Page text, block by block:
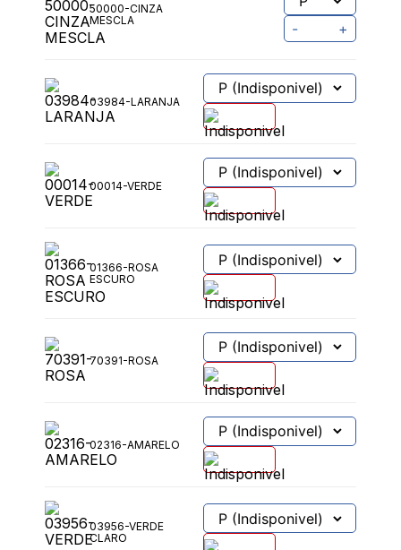
50000-CINZA
MESCLA
- +
03984-LARANJA
00014-VERDE
01366-ROSA
ESCURO
70391-ROSA
02316-AMARELO
03956-VERDE
CLARO